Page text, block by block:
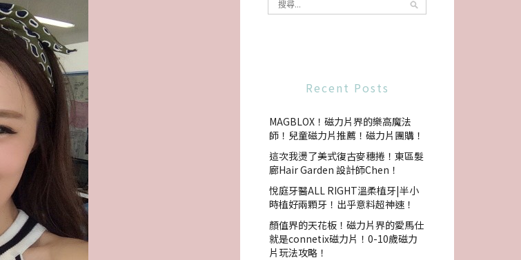
Recent Posts
MAGBLOX！磁力片界的樂高魔法
師！兒童磁力片推薦！磁力片團購！
這次我燙了美式復古麥穗捲！東區髮
廊Hair Garden 設計師Chen！
悅庭牙醫ALL RIGHT溫柔植牙|半小
時植好兩顆牙！出乎意料超神速！
顏值界的天花板！磁力片界的愛馬仕
就是connetix磁力片！0-10歲磁力
片玩法攻略！